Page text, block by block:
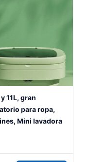
11L, gran
para ropa,
Mini lavadora